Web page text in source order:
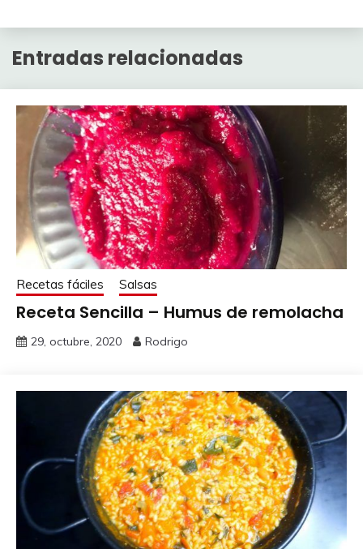
Entradas relacionadas
Recetas fáciles Salsas
Receta Sencilla – Humus de remolacha
29, octubre, 2020 Rodrigo